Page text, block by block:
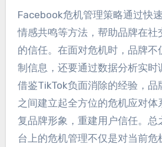
Facebook危机管理策略通过快
情感共鸣等方法，帮助品牌在社
的信任。在面对危机时，品牌不
制信息，还要通过数据分析实时
借鉴TikTok负面消除的经验，品
之间建立起全方位的危机应对体
复品牌形象，重建用户信任。总
台上的危机管理不仅是对当前危